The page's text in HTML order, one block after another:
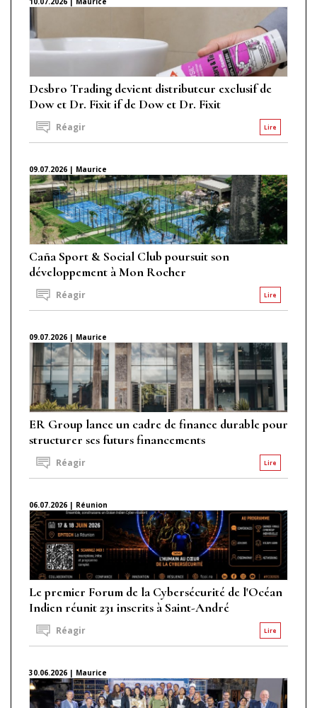
Desbro Trading devient distributeur exclusif de
Dow et Dr. Fixit if de Dow et Dr. Fixit
Lire
Réagir
09.07.2026 | Maurice
Caña Sport & Social Club poursuit son
développement à Mon Rocher
Lire
Réagir
09.07.2026 | Maurice
ER Group lance un cadre de finance durable pour
structurer ses futurs financements
Lire
Réagir
06.07.2026 | Réunion
Le premier Forum de la Cybersécurité de l'Océan
Indien réunit 231 inscrits à Saint-André
Lire
Réagir
30.06.2026 | Maurice